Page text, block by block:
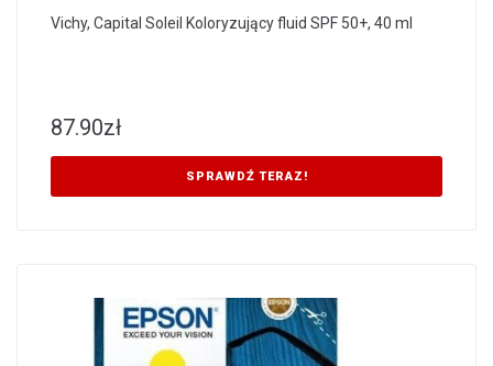
Vichy, Capital Soleil Koloryzujący fluid SPF 50+, 40 ml
87.90zł
SPRAWDŹ TERAZ!